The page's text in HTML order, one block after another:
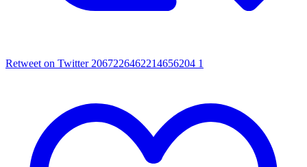
Retweet on Twitter 2067226462214656204 1